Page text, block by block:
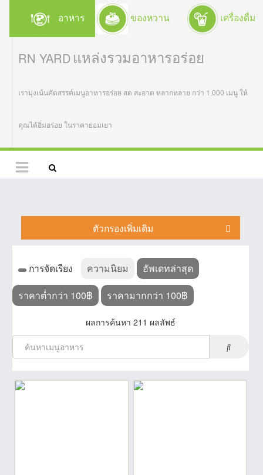
อาหาร ของหวาน เครื่องดื่ม
RN YARD แหล่งรวมอาหารอร่อย
เรามุ่งเน้นคัดสรรค์เมนูอาหารอร่อย สด สะอาด หลากหลาย กว่า 1,000 เมนู ให้
คุณได้อิ่มอร่อย ในราคาย่อมเยา
ตัวกรองเพิ่มเติม
การจัดเรียง ความนิยม
อัพเดทล่าสุด
ราคาต่ำกว่า 100฿
ราคามากกว่า 100฿
ผลการค้นหา 211 ผลลัพธ์